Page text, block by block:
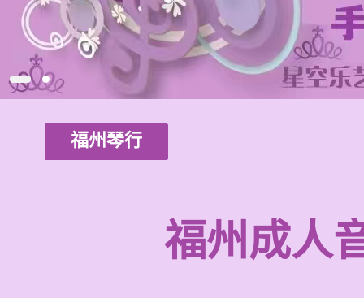
福州琴行
福州成人